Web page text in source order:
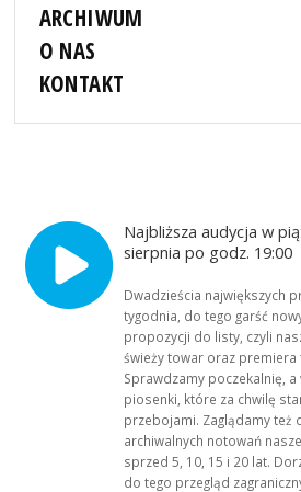
ARCHIWUM
O NAS
KONTAKT
Najbliższa audycja w
sierpnia po godz. 19:00
Dwadzieścia największych
tygodnia, do tego garść
propozycji do listy, czyli
świeży towar oraz premiera
Sprawdzamy poczekalnię, a
piosenki, które za chwilę
przebojami. Zaglądamy też
archiwalnych notowań
sprzed 5, 10, 15 i 20 lat.
do tego przegląd